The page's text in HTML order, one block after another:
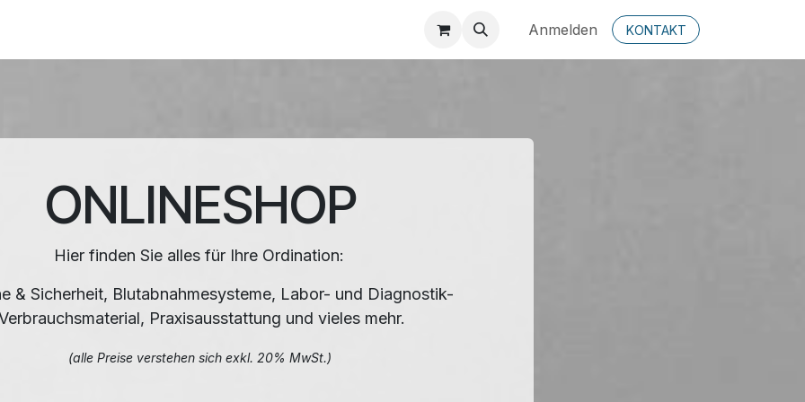
Anmelden KONTAKT
ONLINESHOP
Hier finden Sie alles für Ihre Ordination:
& Sicherheit, Blutabnahmesysteme, Labor- und Diagnostik-
Praxisausstattung und vieles mehr.
(alle Preise verstehen sich exkl. 20% MwSt.)